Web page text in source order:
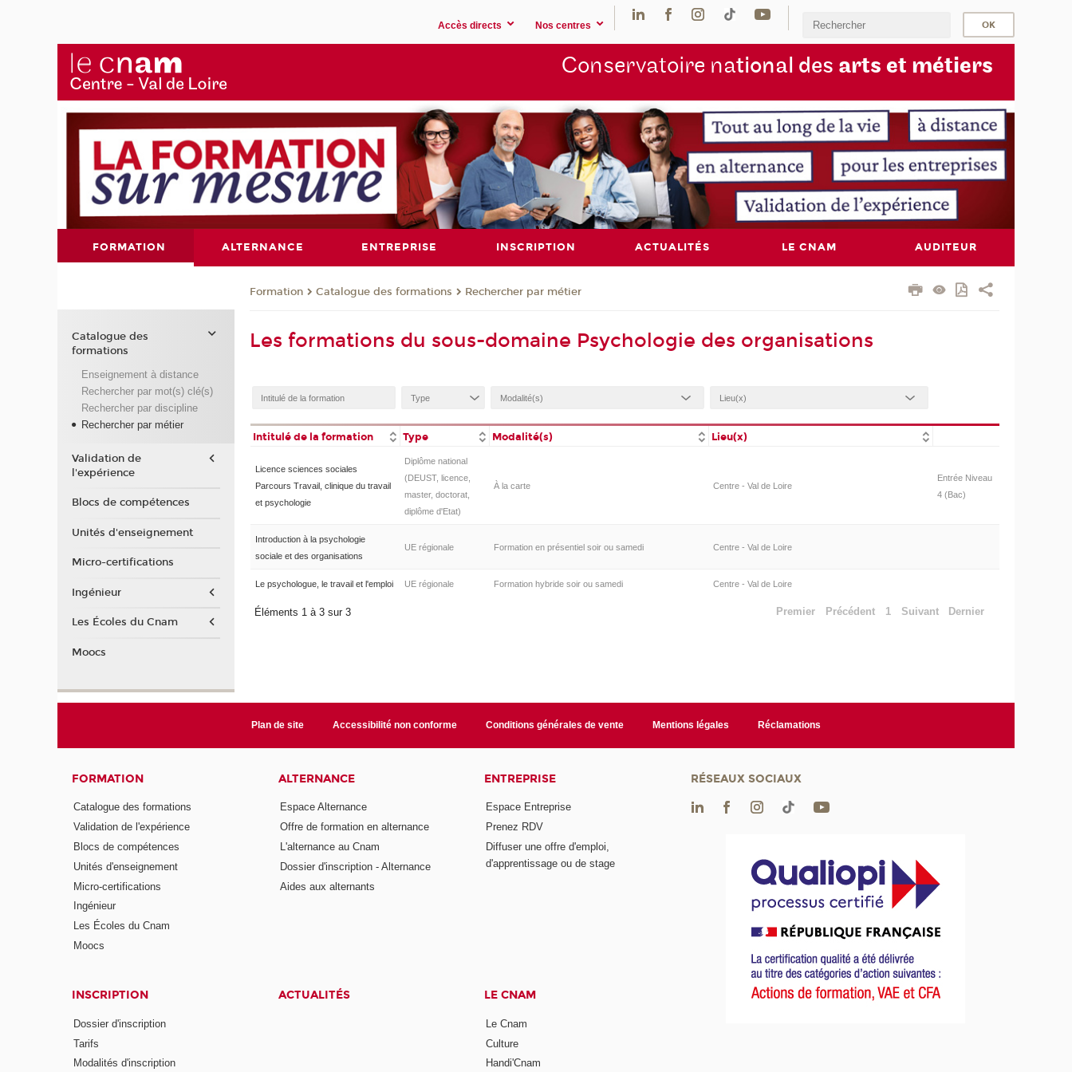
Accès directs Nos centres
Conservatoire national des arts et métiers
FORMATION ALTERNANCE ENTREPRISE INSCRIPTION ACTUALITÉS LE CNAM AUDITEUR
Formation Catalogue des formations Rechercher par métier
Les formations du sous-domaine Psychologie des organisations
Intitulé de la formation Type Modalité(s) Lieu(x)
Licence sciences sociales
Parcours Travail, clinique du travail
et psychologie
Diplôme national
(DEUST, licence,
master, doctorat,
diplôme d'Etat)
À la carte Centre - Val de Loire
Entrée Niveau
4 (Bac)
Introduction à la psychologie
sociale et des organisations
UE régionale Formation en présentiel soir ou samedi Centre - Val de Loire
Le psychologue, le travail et l'emploi UE régionale Formation hybride soir ou samedi Centre - Val de Loire
Éléments 1 à 3 sur 3 Premier Précédent 1 Suivant Dernier
Catalogue des
formations
Enseignement à distance
Rechercher par mot(s) clé(s)
Rechercher par discipline
Rechercher par métier
Validation de
l'expérience
Blocs de compétences
Unités d'enseignement
Micro-certifications
Ingénieur
Les Écoles du Cnam
Moocs
Plan de site Accessibilité non conforme Conditions générales de vente Mentions légales Réclamations
FORMATION
Catalogue des formations
Validation de l'expérience
Blocs de compétences
Unités d'enseignement
Micro-certifications
Ingénieur
Les Écoles du Cnam
Moocs
ALTERNANCE
Espace Alternance
Offre de formation en alternance
L'alternance au Cnam
Dossier d'inscription - Alternance
Aides aux alternants
ENTREPRISE
Espace Entreprise
Prenez RDV
Diffuser une offre d'emploi,
d'apprentissage ou de stage
INSCRIPTION
Dossier d'inscription
Tarifs
Modalités d'inscription
ACTUALITÉS LE CNAM
Le Cnam
Culture
Handi'Cnam
RÉSEAUX SOCIAUX